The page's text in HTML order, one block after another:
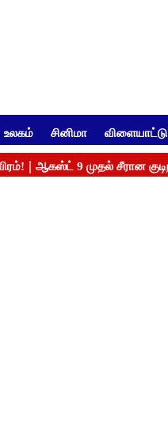
உலகம் சினிமா விளையாட்டு